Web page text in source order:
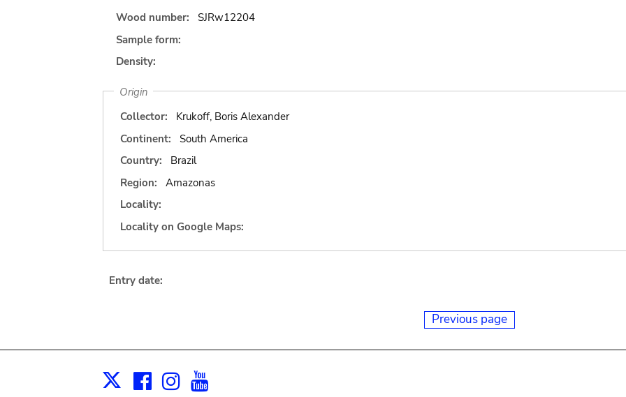
Wood number:
SJRw12204
Sample form:
Density:
Origin
Collector:
Krukoff, Boris Alexander
Continent:
South America
Country:
Brazil
Region:
Amazonas
Locality:
Locality on Google Maps:
Entry date:
Previous page
X Facebook
Instagram